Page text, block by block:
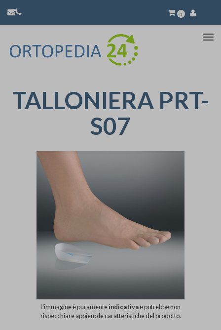
0
TALLONIERA PRT-
S07
L'immagine è puramenteindicativae potrebbe non
rispecchiare appieno le caratteristiche del prodotto.